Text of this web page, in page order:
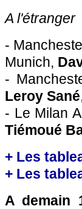
A l'étranger
-
Munich,
-
Leroy Sané
- Le Milan
Tiémoué
+ Les
+ Les
A demain